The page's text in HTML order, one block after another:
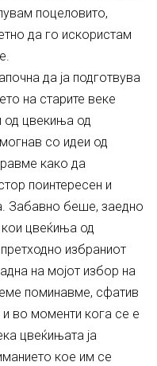
поцеловито,
да го искористам
да ја подготвува
на старите веке
од цвекиња од
со идеи од
како да
поинтересен и
Забавно беше, заедно
цвеќиња од
избраниот
на мојот избор на
поминавме, сфатив
во моменти кога се е
цвеќињата ја
кое им се